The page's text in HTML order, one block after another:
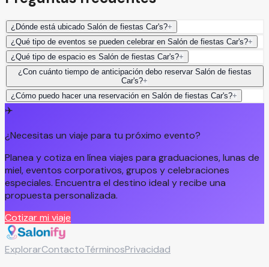
¿Dónde está ubicado Salón de fiestas Car's?+
¿Qué tipo de eventos se pueden celebrar en Salón de fiestas Car's?+
¿Qué tipo de espacio es Salón de fiestas Car's?+
¿Con cuánto tiempo de anticipación debo reservar Salón de fiestas
Car's?+
¿Cómo puedo hacer una reservación en Salón de fiestas Car's?+
✈️
¿Necesitas un viaje para tu próximo evento?
Planea y cotiza en línea viajes para graduaciones, lunas de
miel, eventos corporativos, grupos y celebraciones
especiales. Encuentra el destino ideal y recibe una
propuesta personalizada.
Cotizar mi viaje
ExplorarContactoTérminosPrivacidad